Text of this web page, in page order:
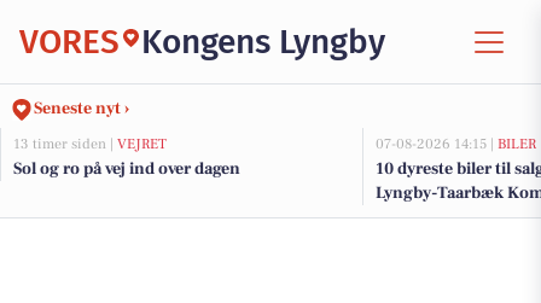
VORES Kongens Lyngby
Seneste nyt ›
13 timer siden | VEJRET
Sol og ro på vej ind over dagen
07-08-2026 14:15 | BILER
10 dyreste biler til
Lyngby-Taarbæk